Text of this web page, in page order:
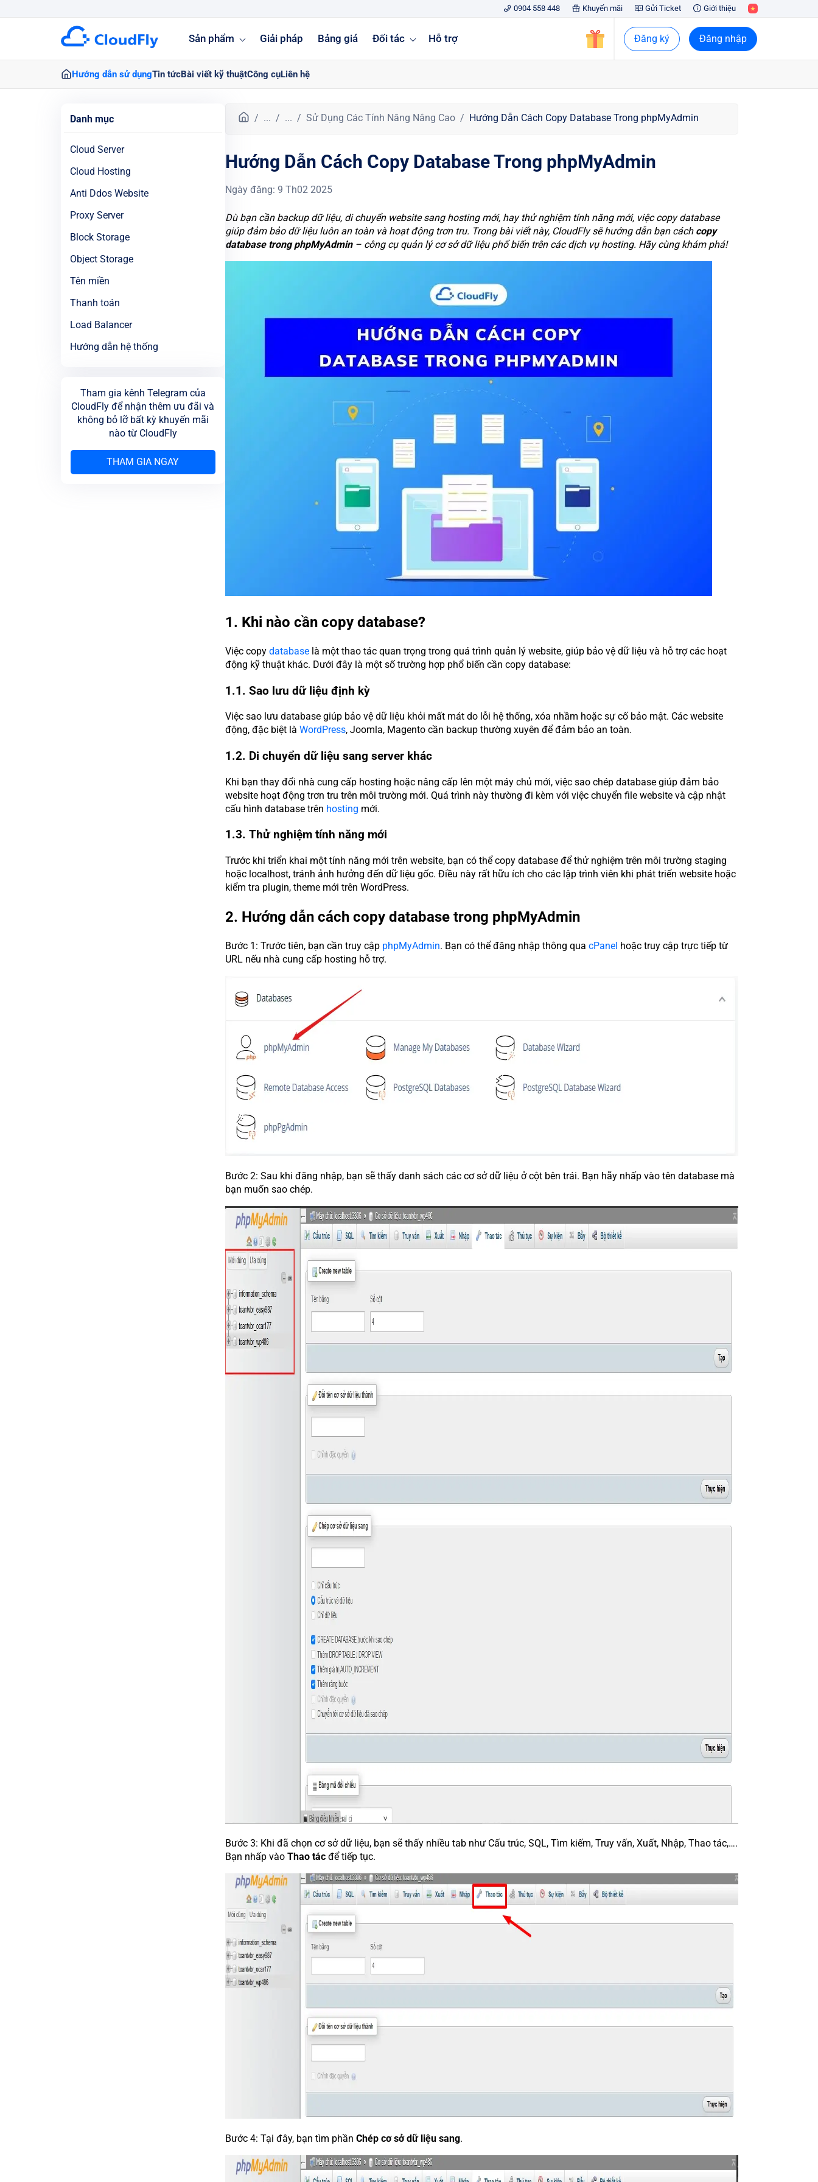
0904 558 448 Khuyến mãi Gửi Ticket Giới thiệu
Sản phẩm Giải pháp Bảng giá Đối tác Hỗ trợ Đăng ký Đăng nhập
Hướng dẫn sử dụngTin tứcBài viết kỹ thuậtCông cụLiên hệ
Danh mục
Cloud Server
Cloud Hosting
Anti Ddos Website
Proxy Server
Block Storage
Object Storage
Tên miền
Thanh toán
Load Balancer
Hướng dẫn hệ thống
Tham gia kênh Telegram của
CloudFly để nhận thêm ưu đãi và
không bỏ lỡ bất kỳ khuyến mãi
nào từ CloudFly
THAM GIA NGAY
T
n
g
c
... ... Sử Dụng Các Tính Năng Nâng Cao Hướng Dẫn Cách Copy Database Trong phpMyAdmin
Hướng Dẫn Cách Copy Database Trong phpMyAdmin
Ngày đăng: 9 Th02 2025
Dù bạn cần backup dữ liệu, di chuyển website sang hosting mới, hay thử nghiệm tính năng mới, việc copy database
giúp đảm bảo dữ liệu luôn an toàn và hoạt động trơn tru. Trong bài viết này, CloudFly sẽ hướng dẫn bạn cách copy
database trong phpMyAdmin– công cụ quản lý cơ sở dữ liệu phổ biến trên các dịch vụ hosting. Hãy cùng khám phá!
1. Khi nào cần copy database?
Việc copy databaselà một thao tác quan trọng trong quá trình quản lý website, giúp bảo vệ dữ liệu và hỗ trợ các hoạt
động kỹ thuật khác. Dưới đây là một số trường hợp phổ biến cần copy database:
1.1. Sao lưu dữ liệu định kỳ
Việc sao lưu database giúp bảo vệ dữ liệu khỏi mất mát do lỗi hệ thống, xóa nhầm hoặc sự cố bảo mật. Các website
động, đặc biệt là WordPress, Joomla, Magento cần backup thường xuyên để đảm bảo an toàn.
1.2. Di chuyển dữ liệu sang server khác
Khi bạn thay đổi nhà cung cấp hosting hoặc nâng cấp lên một máy chủ mới, việc sao chép database giúp đảm bảo
website hoạt động trơn tru trên môi trường mới. Quá trình này thường đi kèm với việc chuyển file website và cập nhật
cấu hình database trên hosting mới.
1.3. Thử nghiệm tính năng mới
Trước khi triển khai một tính năng mới trên website, bạn có thể copy database để thử nghiệm trên môi trường staging
hoặc localhost, tránh ảnh hưởng đến dữ liệu gốc. Điều này rất hữu ích cho các lập trình viên khi phát triển website hoặc
kiểm tra plugin, theme mới trên WordPress.
2. Hướng dẫn cách copy database trong phpMyAdmin
Bước 1: Trước tiên, bạn cần truy cập phpMyAdmin. Bạn có thể đăng nhập thông qua cPanel hoặc truy cập trực tiếp từ
URL nếu nhà cung cấp hosting hỗ trợ.
Bước 2: Sau khi đăng nhập, bạn sẽ thấy danh sách các cơ sở dữ liệu ở cột bên trái. Bạn hãy nhấp vào tên database mà
bạn muốn sao chép.
Bước 3: Khi đã chọn cơ sở dữ liệu, bạn sẽ thấy nhiều tab như Cấu trúc, SQL, Tìm kiếm, Truy vấn, Xuất, Nhập, Thao tác,….
Bạn nhấp vào Thao tác để tiếp tục.
Bước 4: Tại đây, bạn tìm phần Chép cơ sở dữ liệu sang.